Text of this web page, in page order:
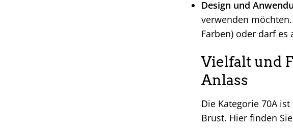
Design und
verwenden
Farben) oder darf
Vielfalt und
Anlass
Die Kategorie 70A
Brust. Hier finden